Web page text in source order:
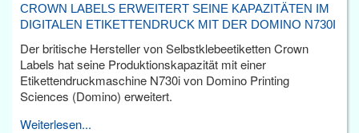
CROWN LABELS ERWEITERT SEINE KAPAZITÄTEN IM
DIGITALEN ETIKETTENDRUCK MIT DER DOMINO N730I
Der britische Hersteller von Selbstklebeetiketten Crown
Labels hat seine Produktionskapazität mit einer
Etikettendruckmaschine N730i von Domino Printing
Sciences (Domino) erweitert.
Weiterlesen...